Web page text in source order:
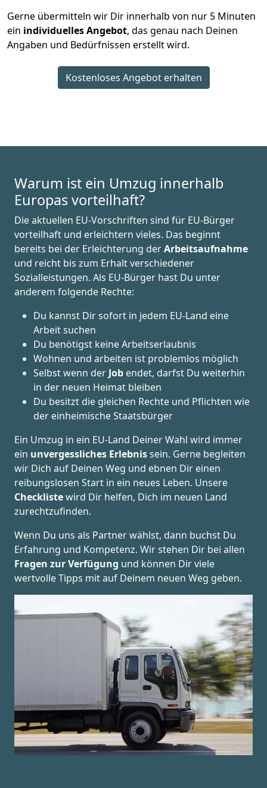
Gerne übermitteln wir Dir innerhalb von nur 5 Minuten
ein individuelles Angebot, das genau nach Deinen
Angaben und Bedürfnissen erstellt wird.
Kostenloses Angebot erhalten
Warum ist ein Umzug innerhalb
Europas vorteilhaft?
Die aktuellen EU-Vorschriften sind für EU-Bürger
vorteilhaft und erleichtern vieles. Das beginnt
bereits bei der Erleichterung derArbeitsaufnahme
und reicht bis zum Erhalt verschiedener
Sozialleistungen. Als EU-Bürger hast Du unter
anderem folgende Rechte:
Du kannst Dir sofort in jedem EU-Land eine
Arbeit suchen
Du benötigst keine Arbeitserlaubnis
Wohnen und arbeiten ist problemlos möglich
Selbst wenn der Job endet, darfst Du weiterhin
in der neuen Heimat bleiben
Du besitzt die gleichen Rechte und Pflichten wie
der einheimische Staatsbürger
Ein Umzug in ein EU-Land Deiner Wahl wird immer
ein unvergessliches Erlebnissein. Gerne begleiten
wir Dich auf Deinen Weg und ebnen Dir einen
reibungslosen Start in ein neues Leben. Unsere
Checklistewird Dir helfen, Dich im neuen Land
zurechtzufinden.
Wenn Du uns als Partner wählst, dann buchst Du
Erfahrung und Kompetenz. Wir stehen Dir bei allen
Fragen zur Verfügung und können Dir viele
wertvolle Tipps mit auf Deinem neuen Weg geben.